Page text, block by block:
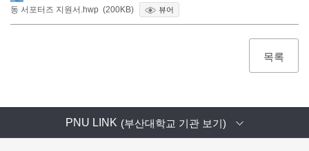
동 서포터즈 지원서.hwp (200KB)
뷰어
목록
PNU LINK (부산대학교 기관 보기)